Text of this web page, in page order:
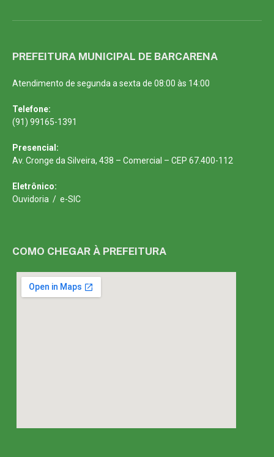
PREFEITURA MUNICIPAL DE BARCARENA
Atendimento de segunda a sexta de 08:00 às 14:00
Telefone:
(91) 99165-1391
Presencial:
Av. Cronge da Silveira, 438 – Comercial – CEP 67.400-112
Eletrônico:
Ouvidoria / e-SIC
COMO CHEGAR À PREFEITURA